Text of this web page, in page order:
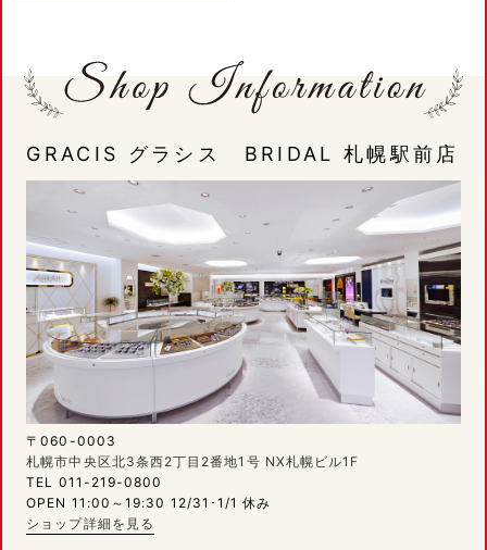
GRACIS グラシス BRIDAL 札幌駅前店
〒060-0003
札幌市中央区北3条西2丁目2番地1号 NX札幌ビル1F
TEL 011-219-0800
OPEN 11:00～19:30 12/31･1/1 休み
ショップ詳細を見る